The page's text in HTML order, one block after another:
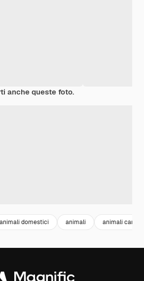
anche queste foto.
animali domestici animali animali carini